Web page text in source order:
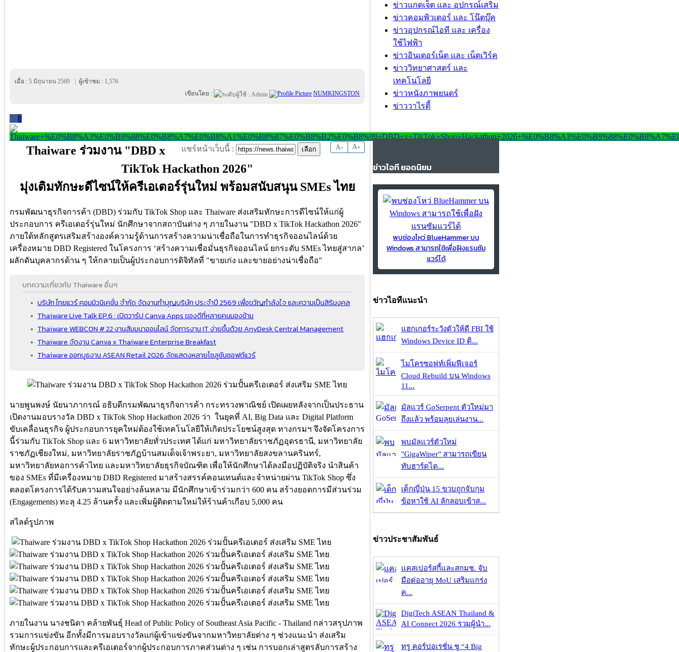
เมื่อ : 5 มิถุนายน 2569 ผู้เข้าชม : 1,576
เขียนโดย :
NUMKINGSTON
0
A- A+
แชร์หน้าเว็บนี้ :
Thaiware ร่วมงาน "DBD x
TikTok Hackathon 2026"
มุ่งเติมทักษะดีไซน์ให้ครีเอเตอร์รุ่นใหม่ พร้อมสนับสนุน SMEs ไทย
กรมพัฒนาธุรกิจการค้า (DBD) ร่วมกับ TikTok Shop และ Thaiware ส่งเสริมทักษะการดีไซน์ให้แก่ผู้
ประกอบการ ครีเอเตอร์รุ่นใหม่ นักศึกษาจากสถาบันต่าง ๆ ภายในงาน "DBD x TikTok Hackathon 2026"
ภายใต้หลักสูตรเสริมสร้างองค์ความรู้ด้านการสร้างความน่าเชื่อถือในการทำธุรกิจออนไลน์ด้วย
เครื่องหมาย DBD Registered ในโครงการ ‘สร้างความเชื่อมั่นธุรกิจออนไลน์ ยกระดับ SMEs ไทยสู่สากล’
ผลักดันบุคลากรด้าน ๆ ให้กลายเป็นผู้ประกอบการดิจิทัลที่ "ขายเก่ง และขายอย่างน่าเชื่อถือ"
บทความเกี่ยวกับ Thaiware อื่นๆ
บริษัท ไทยแวร์ คอมมิวนิเคชั่น จํากัด จัดงานทำบุญบริษัท ประจำปี 2569 เพื่อขวัญกำลังใจ และความเป็นสิริมงคล
Thaiware Live Talk EP.6 : เปิดวาร์ป Canva Apps ของดีที่หลายคนมองข้าม
Thaiware WEBCON # 22 งานสัมมนาออนไลน์ จัดการงาน IT ง่ายขึ้นด้วย AnyDesk Central Management
Thaiware จัดงาน Canva x Thaiware Enterprise Breakfast
Thaiware ออกบูธงาน ASEAN Retail 2026 จัดแสดงหลายโซลูชันซอฟต์แวร์
นายพูนพงษ์ นัยนาภากรณ์ อธิบดีกรมพัฒนาธุรกิจการค้า กระทรวงพาณิชย์ เปิดเผยหลังจากเป็นประธาน
เปิดงานมอบรางวัล DBD x TikTok Shop Hackathon 2026 ว่า ในยุคที่ AI, Big Data และ Digital Platform
ขับเคลื่อนธุรกิจ ผู้ประกอบการยุคใหม่ต้องใช้เทคโนโลยีให้เกิดประโยชน์สูงสุด ทางกรมฯ จึงจัดโครงการ
นี้ร่วมกับ TikTok Shop และ 6 มหาวิทยาลัยทั่วประเทศ ได้แก่ มหาวิทยาลัยราชภัฏอุดรธานี, มหาวิทยาลัย
ราชภัฏเชียงใหม่, มหาวิทยาลัยราชภัฏบ้านสมเด็จเจ้าพระยา, มหาวิทยาลัยสงขลานครินทร์,
มหาวิทยาลัยหอการค้าไทย และมหาวิทยาลัยธุรกิจบัณฑิต เพื่อให้นักศึกษาได้ลงมือปฏิบัติจริง นำสินค้า
ของ SMEs ที่มีเครื่องหมาย DBD Registered มาสร้างสรรค์คอนเทนต์และจำหน่ายผ่าน TikTok Shop ซึ่ง
ตลอดโครงการได้รับความสนใจอย่างล้นหลาม มีนักศึกษาเข้าร่วมกว่า 600 คน สร้างยอดการมีส่วนร่วม
(Engagements) ทะลุ 4.25 ล้านครั้ง และเพิ่มผู้ติดตามใหม่ให้ร้านค้าเกือบ 5,000 คน
สไลด์รูปภาพ
ภายในงาน นางชนิดา คล้ายพันธุ์ Head of Public Policy of Southeast Asia Pacific - Thailand กล่าวสรุปภาพ
รวมการแข่งขัน อีกทั้งมีการมอบรางวัลแก่ผู้เข้าแข่งขันจากมหาวิทยาลัยต่าง ๆ ช่วงแนะนำ ส่งเสริม
ทักษะผู้ประกอบการและครีเอเตอร์จากผู้ประกอบการภาคส่วนต่าง ๆ เช่น การบอกเล่าสูตรลับการสร้าง
ข่าวแกดเจ็ต และ อุปกรณ์เสริม
ข่าวคอมพิวเตอร์ และ โน๊ตบุ๊ค
ข่าวอุปกรณ์ไอที และ เครื่อง
ใช้ไฟฟ้า
ข่าวอินเตอร์เน็ต และ เน็ตเวิร์ค
ข่าววิทยาศาสตร์ และ
เทคโนโลยี
ข่าวหนังภาพยนตร์
ข่าววาไรตี้
ข่าวไอที ยอดนิยม
พบช่องโหว่ BlueHammer บน
Windows สามารถใช้เพื่อฝังแรนซัม
แวร์ได้
ข่าวไอทีแนะนำ
แฮกเกอร์ระวังตัวให้ดี FBI ใช้
Windows Device ID ติ...
ไมโครซอฟท์เพิ่มฟีเจอร์
Cloud Rebuild บน Windows
11...
มัลแวร์ GoSerpent ตัวใหม่มา
ถึงแล้ว พร้อมลุยเล่นงาน...
พบมัลแวร์ตัวใหม่
"GigaWiper" สามารถเขียน
ทับฮาร์ดได...
เด็กญี่ปุ่น 15 ขวบถูกจับกุม
ข้อหาใช้ AI ลักลอบเข้าส...
ข่าวประชาสัมพันธ์
แคสเปอร์สกี้และสกมช. จับ
มือต่ออายุ MoU เสริมแกร่ง
ค...
DigiTech ASEAN Thailand &
AI Connect 2026 รวมผู้นำ...
ทรู คอร์ปอเรชั่น ชู “4 Big